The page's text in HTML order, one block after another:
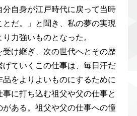
自身が江戸時代に戻って当時
だ。」と聞き、私の夢の実現
力強いものとなった。
受け継ぎ、次の世代へとその歴
げていくこの仕事は、毎日汗だ
品をよりよいものにするために
に打ち込む祖父や父の仕事と
がある。祖父や父の仕事への憧